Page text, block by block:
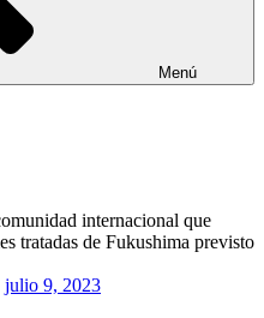
Menú
julio 9, 2023